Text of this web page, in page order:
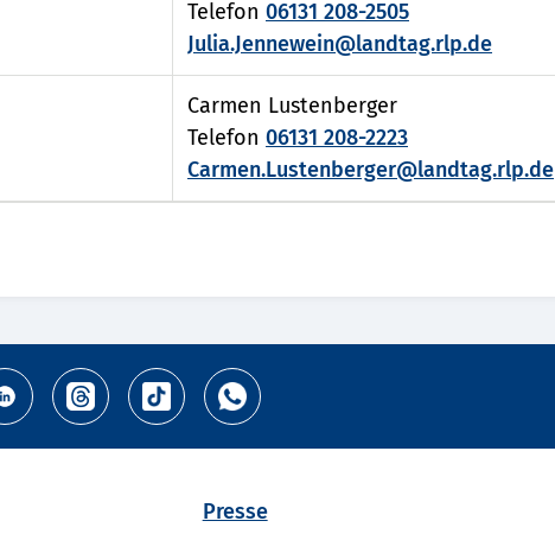
Telefon 06131 208-2505
Julia.Jennewein@landtag.rlp.de
Carmen Lustenberger
Telefon 06131 208-2223
Carmen.Lustenberger@landtag.rlp.de